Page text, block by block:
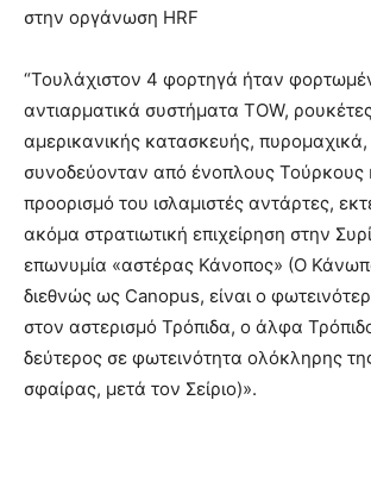
στην οργάνωση HRF
“Τουλάχιστον 4 φορτηγά ήταν
αντιαρματικά συστήματα TOW,
αμερικανικής κατασκευής, πυρομαχικά,
συνοδεύονταν από ένοπλους Τούρκους
προορισμό του ισλαμιστές αντάρτες,
ακόμα στρατιωτική επιχείρηση στην
επωνυμία «αστέρας Κάνοπος» (Ο
διεθνώς ως Canopus, είναι ο
στον αστερισμό Τρόπιδα, ο άλφα
δεύτερος σε φωτεινότητα ολόκληρης
σφαίρας, μετά τον Σείριο)».